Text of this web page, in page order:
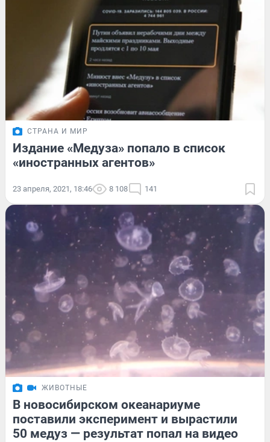
СТРАНА И МИР
Издание «Медуза» попало в список
«иностранных агентов»
23 апреля, 2021, 18:46 8 108 141
ЖИВОТНЫЕ
В новосибирском океанариуме
поставили эксперимент и вырастили
50 медуз — результат попал на видео